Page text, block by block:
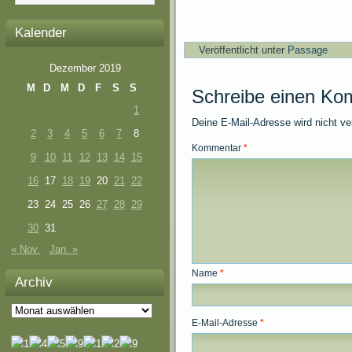
Kalender
Dezember 2019
M
D M D F S
S
1
2
3 4 5 6 7
8
9
10 11 12 13 14
15
16 17 18 19 20 21 22
23 24 25 26 27 28 29
30 31
« Nov.
Jan. »
Archiv
Archiv
Veröffentlicht unter Passage
Schreibe einen
Deine E-Mail-Adresse wird nicht
Kommentar *
Name *
E-Mail-Adresse *